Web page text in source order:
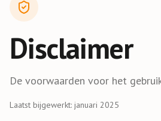
Disclaimer
De voorwaarden voor het
Laatst bijgewerkt: januari 2025